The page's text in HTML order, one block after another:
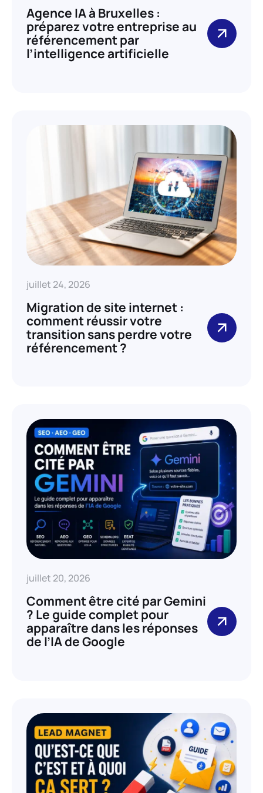
Agence IA à Bruxelles :
préparez votre entreprise au
référencement par
l’intelligence artificielle
juillet 24, 2026
Migration de site internet :
comment réussir votre
transition sans perdre votre
référencement ?
juillet 20, 2026
Comment être cité par Gemini
? Le guide complet pour
apparaître dans les réponses
de l’IA de Google